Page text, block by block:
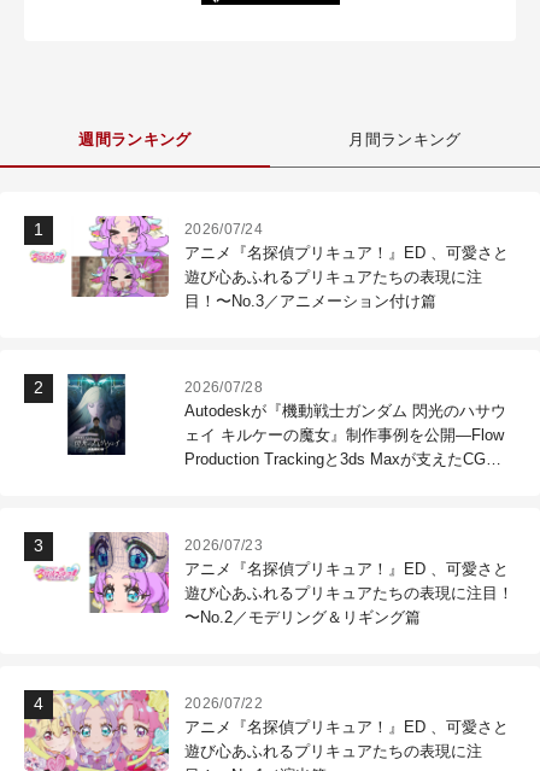
週間ランキング 月間ランキング
2026/07/24
アニメ『名探偵プリキュア！』ED 、可愛さと
遊び心あふれるプリキュアたちの表現に注
目！〜No.3／アニメーション付け篇
2026/07/28
Autodeskが『機動戦士ガンダム 閃光のハサウ
ェイ キルケーの魔女』制作事例を公開―Flow
Production Trackingと3ds Maxが支えたCG制
2026/07/23
アニメ『名探偵プリキュア！』ED 、可愛さと
遊び心あふれるプリキュアたちの表現に注目！
〜No.2／モデリング＆リギング篇
2026/07/22
アニメ『名探偵プリキュア！』ED 、可愛さと
遊び心あふれるプリキュアたちの表現に注